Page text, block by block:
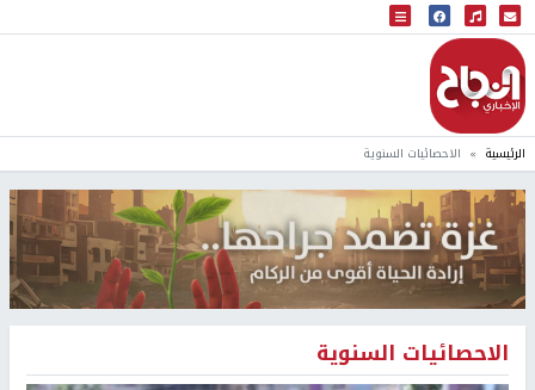
البث المباشر
إذاعة النجاح
الرئيسية الاحصائيات السنوية
الاحصائيات السنوية